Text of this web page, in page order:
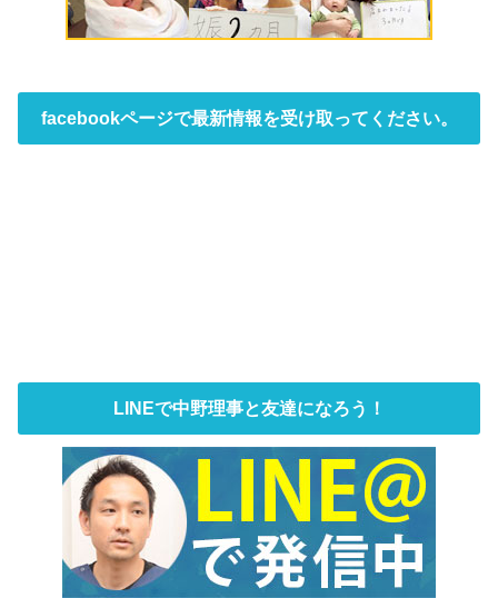
facebookページで最新情報を受け取ってください。
LINEで中野理事と友達になろう！